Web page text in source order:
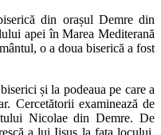
din orașul Demre din
apei în Marea Mediterană
o a doua biserică a fost
și la podeaua pe care a
Cercetătorii examinează de
Nicolae din Demre. De
a lui Iisus la fața locului.